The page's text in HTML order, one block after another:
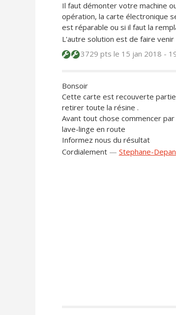
Il faut démonter votre machine
opération, la carte électronique
est réparable ou si il faut la
L'autre solution est de faire
3729 pts le 15 jan 2018 -
Bonsoir
Cette carte est recouverte
retirer toute la résine .
Avant tout chose commencer
lave-linge en route
Informez nous du résultat
Cordialement — Stephane-